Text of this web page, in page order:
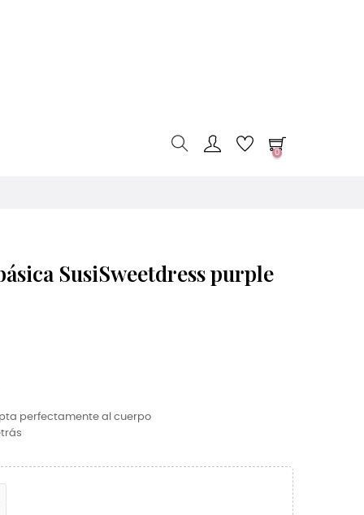
0
SusiSweetdress purple
perfectamente al cuerpo